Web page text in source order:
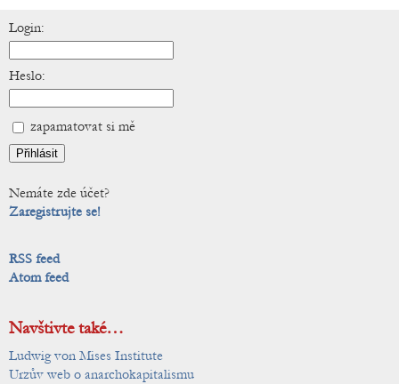
Login:
Heslo:
zapamatovat si mě
Nemáte zde účet?
Zaregistrujte se!
RSS feed
Atom feed
Navštivte také…
Ludwig von Mises Institute
Urzův web o anarchokapitalismu